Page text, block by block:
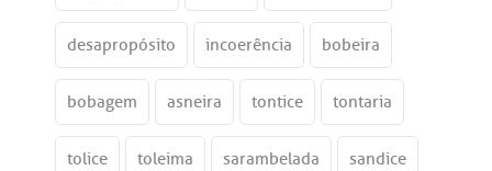
desapropósito incoerência bobeira
bobagem asneira tontice tontaria
tolice toleima sarambelada sandice